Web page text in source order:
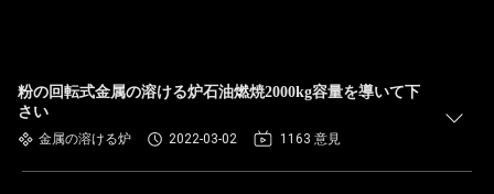
粉の回転式金属の溶ける炉石油燃焼2000kg容量を導いて下
さい
金属の溶ける炉 2022-03-02 1163 意見